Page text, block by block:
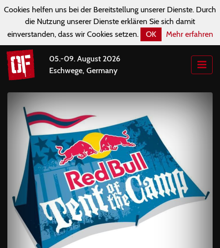
Cookies helfen uns bei der Bereitstellung unserer Dienste. Durch
die Nutzung unserer Dienste erklären Sie sich damit
einverstanden, dass wir Cookies setzen.
OK Mehr erfahren
05.-09. August 2026
Eschwege, Germany